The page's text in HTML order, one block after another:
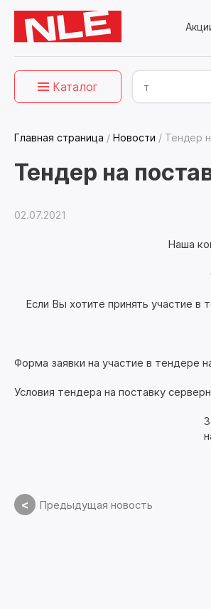
Каталог
Главная страница / Новости / Тендер
Тендер на
02.07.2021
Наша
Если Вы хотите принять участие
Форма заявки на участие в тендере
Условия тендера на поставку
< Предыдущая новость